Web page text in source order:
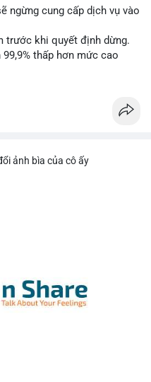
dõi xác nhận của giao
sàn với tần suất tăng, đó
giá. Hạn chế hành động
ngừng cung cấp dịch vụ vào
trước khi quyết định dừng.
thấp hơn mức cao
ảnh bìa của cô ấy